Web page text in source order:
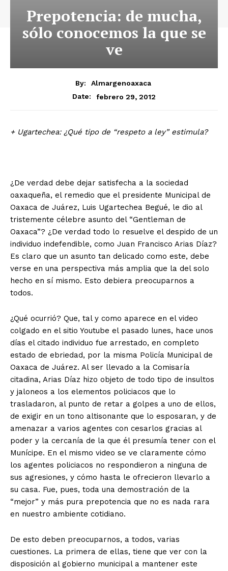
Prepotencia: de mucha,
sólo conocemos la que se
ve
By:
Almargenoaxaca
Date:
febrero 29, 2012
+ Ugartechea: ¿Qué tipo de “respeto a ley” estimula?
¿De verdad debe dejar satisfecha a la sociedad
oaxaqueña, el remedio que el presidente Municipal de
Oaxaca de Juárez, Luis Ugartechea Begué, le dio al
tristemente célebre asunto del “Gentleman de
Oaxaca”? ¿De verdad todo lo resuelve el despido de un
individuo indefendible, como Juan Francisco Arias Díaz?
Es claro que un asunto tan delicado como este, debe
verse en una perspectiva más amplia que la del solo
hecho en sí mismo. Esto debiera preocuparnos a
todos.
¿Qué ocurrió? Que, tal y como aparece en el video
colgado en el sitio Youtube el pasado lunes, hace unos
días el citado individuo fue arrestado, en completo
estado de ebriedad, por la misma Policía Municipal de
Oaxaca de Juárez. Al ser llevado a la Comisaría
citadina, Arias Díaz hizo objeto de todo tipo de insultos
y jaloneos a los elementos policiacos que lo
trasladaron, al punto de retar a golpes a uno de ellos,
de exigir en un tono altisonante que lo esposaran, y de
amenazar a varios agentes con cesarlos gracias al
poder y la cercanía de la que él presumía tener con el
Munícipe. En el mismo video se ve claramente cómo
los agentes policiacos no respondieron a ninguna de
sus agresiones, y cómo hasta le ofrecieron llevarlo a
su casa. Fue, pues, toda una demostración de la
“mejor” y más pura prepotencia que no es nada rara
en nuestro ambiente cotidiano.
De esto deben preocuparnos, a todos, varias
cuestiones. La primera de ellas, tiene que ver con la
disposición al gobierno municipal a mantener este